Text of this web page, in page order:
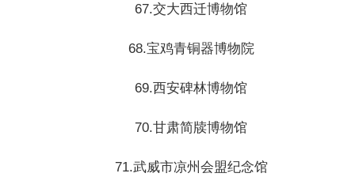
67.交大西迁博物馆
68.宝鸡青铜器博物院
69.西安碑林博物馆
70.甘肃简牍博物馆
71.武威市凉州会盟纪念馆